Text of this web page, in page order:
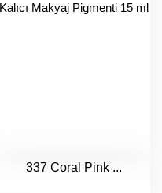
337 Coral Pink ...